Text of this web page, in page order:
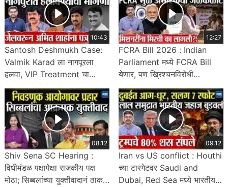
10:43
Santosh Deshmukh Case:
Valmik Karad ला नागपूरला
हलवा, VIP Treatment चा
आरोप, Amit Shah यांना पत्र
12:27
FCRA Bill 2026 : Indian
Parliament मध्ये FCRA Bill
येणार, पण ख्रिश्चनविरोधी
असल्याचा America चा आरोप
08:12
Shiv Sena SC Hearing :
विधीमंडळ पक्षापेक्षा राजकीय पक्ष
मोठा; सिब्बलांच्या युक्तीवादानं ठाकरे
09:12
Iran vs US conflict : Houthi
च्या टारगेटवर Saudi and
Dubai, Red Sea मध्ये भारतीय